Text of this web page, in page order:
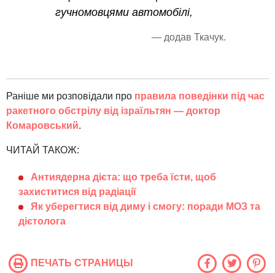
гучномовцями автомобілі,
— додав Ткачук.
Раніше ми розповідали про правила поведінки під час
ракетного обстрілу від ізраїльтян — доктор
Комаровський.
ЧИТАЙ ТАКОЖ:
Антиядерна дієта: що треба їсти, щоб
захиститися від радіації
Як уберегтися від диму і смогу: поради МОЗ та
дієтолога
ПЕЧАТЬ СТРАНИЦЫ